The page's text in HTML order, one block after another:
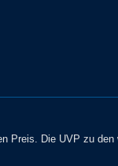
Preis. Die UVP zu